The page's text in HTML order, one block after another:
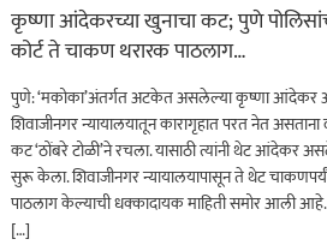
कृष्णा आंदेकरच्या खुनाचा कट; पुणे
कोर्ट ते चाकण थरारक पाठलाग…
पुणे: ‘मकोका’अंतर्गत अटकेत असलेल्या कृष्णा आंदेकर
शिवाजीनगर न्यायालयातून कारागृहात परत नेत असताना
कट ‘ठोंबरे टोळी’ने रचला. यासाठी त्यांनी थेट आंदेकर
सुरू केला. शिवाजीनगर न्यायालयापासून ते थेट
पाठलाग केल्याची धक्कादायक माहिती समोर आली आहे.
[…]